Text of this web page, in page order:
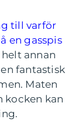
till varför
en gasspis
annan
fantastisk
Maten
kocken kan